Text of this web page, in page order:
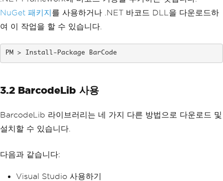
NuGet 패키지 를 사용하거나 .NET 바코드 DLL을 다운로드하
여 이 작업을 할 수 있습니다.
Install-Package BarCode
3.2 BarcodeLib 사용
BarcodeLib 라이브러리는 네 가지 다른 방법으로 다운로드 및
설치할 수 있습니다.
다음과 같습니다:
Visual Studio 사용하기